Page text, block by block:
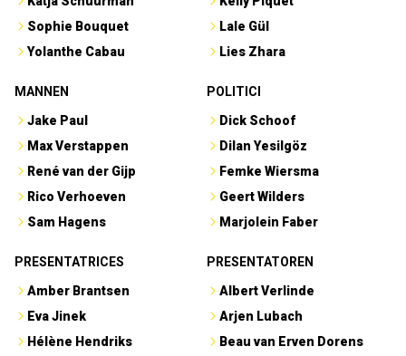
Sophie Bouquet
Yolanthe Cabau
Lale Gül
Lies Zhara
MANNEN
Jake Paul
Max Verstappen
René van der Gijp
Rico Verhoeven
Sam Hagens
POLITICI
Dick Schoof
Dilan Yesilgöz
Femke Wiersma
Geert Wilders
Marjolein Faber
PRESENTATRICES
Amber Brantsen
Eva Jinek
Hélène Hendriks
PRESENTATOREN
Albert Verlinde
Arjen Lubach
Beau van Erven Dorens